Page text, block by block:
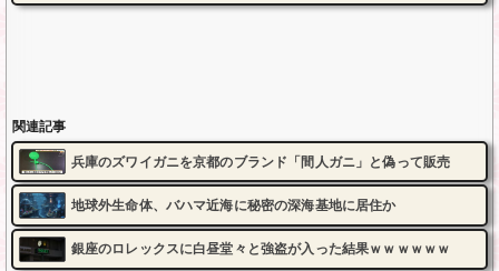
関連記事
兵庫のズワイガニを京都のブランド「間人ガニ」と偽って販売
地球外生命体、バハマ近海に秘密の深海基地に居住か
銀座のロレックスに白昼堂々と強盗が入った結果ｗｗｗｗｗｗ